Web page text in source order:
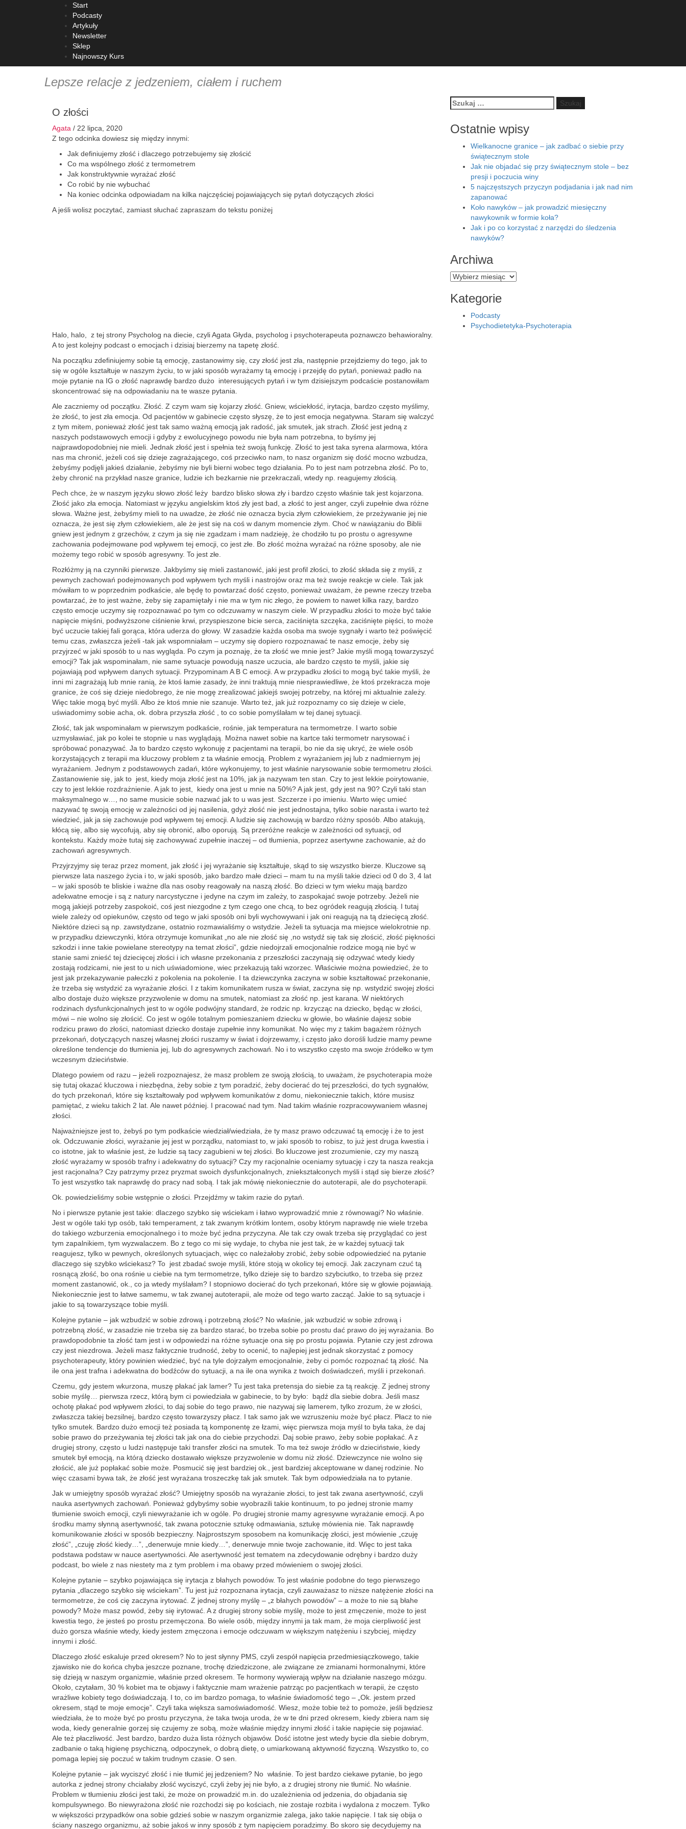
Start
Podcasty
Artykuły
Newsletter
Sklep
Najnowszy Kurs
Psycholog o diecie
Lepsze relacje z jedzeniem, ciałem i ruchem
O złości
Agata / 22 lipca, 2020
Z tego odcinka dowiesz się między innymi:
Jak definiujemy złość i dlaczego potrzebujemy się złościć
Co ma wspólnego złość z termometrem
Jak konstruktywnie wyrażać złość
Co robić by nie wybuchać
Na koniec odcinka odpowiadam na kilka najczęściej pojawiających się pytań dotyczących złości
A jeśli wolisz poczytać, zamiast słuchać zapraszam do tekstu poniżej
Halo, halo, z tej strony Psycholog na diecie, czyli Agata Głyda, psycholog i psychoterapeuta poznawczo behawioralny.
A to jest kolejny podcast o emocjach i dzisiaj bierzemy na tapetę złość.
Na początku zdefiniujemy sobie tą emocję, zastanowimy się, czy złość jest zła, następnie przejdziemy do tego, jak to
się w ogóle kształtuje w naszym życiu, to w jaki sposób wyrażamy tą emocję i przejdę do pytań, ponieważ padło na
moje pytanie na IG o złość naprawdę bardzo dużo interesujących pytań i w tym dzisiejszym podcaście postanowiłam
skoncentrować się na odpowiadaniu na te wasze pytania.
Ale zaczniemy od początku. Złość. Z czym wam się kojarzy złość. Gniew, wściekłość, irytacja, bardzo często myślimy,
że złość, to jest zła emocja. Od pacjentów w gabinecie często słyszę, że to jest emocja negatywna. Staram się walczyć
z tym mitem, ponieważ złość jest tak samo ważną emocją jak radość, jak smutek, jak strach. Złość jest jedną z
naszych podstawowych emocji i gdyby z ewolucyjnego powodu nie była nam potrzebna, to byśmy jej
najprawdopodobniej nie mieli. Jednak złość jest i spełnia też swoją funkcję. Złość to jest taka syrena alarmowa, która
nas ma chronić, jeżeli coś się dzieje zagrażającego, coś przeciwko nam, to nasz organizm się dość mocno wzbudza,
żebyśmy podjęli jakieś działanie, żebyśmy nie byli bierni wobec tego działania. Po to jest nam potrzebna złość. Po to,
żeby chronić na przykład nasze granice, ludzie ich bezkarnie nie przekraczali, wtedy np. reagujemy złością.
Pech chce, że w naszym języku słowo złość leży bardzo blisko słowa zły i bardzo często właśnie tak jest kojarzona.
Złość jako zła emocja. Natomiast w języku angielskim ktoś zły jest bad, a złość to jest anger, czyli zupełnie dwa różne
słowa. Ważne jest, żebyśmy mieli to na uwadze, że złość nie oznacza bycia złym człowiekiem, że przeżywanie jej nie
oznacza, że jest się złym człowiekiem, ale że jest się na coś w danym momencie złym. Choć w nawiązaniu do Biblii
gniew jest jednym z grzechów, z czym ja się nie zgadzam i mam nadzieję, że chodziło tu po prostu o agresywne
zachowania podejmowane pod wpływem tej emocji, co jest złe. Bo złość można wyrażać na różne sposoby, ale nie
możemy tego robić w sposób agresywny. To jest złe.
Rozłóżmy ją na czynniki pierwsze. Jakbyśmy się mieli zastanowić, jaki jest profil złości, to złość składa się z myśli, z
pewnych zachowań podejmowanych pod wpływem tych myśli i nastrojów oraz ma też swoje reakcje w ciele. Tak jak
mówiłam to w poprzednim podkaście, ale będę to powtarzać dość często, ponieważ uważam, że pewne rzeczy trzeba
powtarzać, że to jest ważne, żeby się zapamiętały i nie ma w tym nic złego, że powiem to nawet kilka razy, bardzo
często emocje uczymy się rozpoznawać po tym co odczuwamy w naszym ciele. W przypadku złości to może być takie
napięcie mięśni, podwyższone ciśnienie krwi, przyspieszone bicie serca, zaciśnięta szczęka, zaciśnięte pięści, to może
być uczucie takiej fali gorąca, która uderza do głowy. W zasadzie każda osoba ma swoje sygnały i warto też poświęcić
temu czas, zwłaszcza jeżeli -tak jak wspomniałam – uczymy się dopiero rozpoznawać te nasz emocje, żeby się
przyjrzeć w jaki sposób to u nas wygląda. Po czym ja poznaję, że ta złość we mnie jest? Jakie myśli mogą towarzyszyć
emocji? Tak jak wspominałam, nie same sytuacje powodują nasze uczucia, ale bardzo często te myśli, jakie się
pojawiają pod wpływem danych sytuacji. Przypominam A B C emocji. A w przypadku złości to mogą być takie myśli, że
inni mi zagrażają lub mnie ranią, że ktoś łamie zasady, że inni traktują mnie niesprawiedliwe, że ktoś przekracza moje
granice, że coś się dzieje niedobrego, że nie mogę zrealizować jakiejś swojej potrzeby, na której mi aktualnie zależy.
Więc takie mogą być myśli. Albo że ktoś mnie nie szanuje. Warto też, jak już rozpoznamy co się dzieje w ciele,
uświadomimy sobie acha, ok. dobra przyszła złość , to co sobie pomyślałam w tej danej sytuacji.
Złość, tak jak wspominałam w pierwszym podkaście, rośnie, jak temperatura na termometrze. I warto sobie
uzmysławiać, jak po kolei te stopnie u nas wyglądają. Można nawet sobie na kartce taki termometr narysować i
spróbować ponazywać. Ja to bardzo często wykonuję z pacjentami na terapii, bo nie da się ukryć, że wiele osób
korzystających z terapii ma kluczowy problem z ta właśnie emocją. Problem z wyrażaniem jej lub z nadmiernym jej
wyrażaniem. Jednym z podstawowych zadań, które wykonujemy, to jest właśnie narysowanie sobie termometru złości.
Zastanowienie się, jak to jest, kiedy moja złość jest na 10%, jak ja nazywam ten stan. Czy to jest lekkie poirytowanie,
czy to jest lekkie rozdrażnienie. A jak to jest, kiedy ona jest u mnie na 50%? A jak jest, gdy jest na 90? Czyli taki stan
maksymalnego w…, no same musicie sobie nazwać jak to u was jest. Szczerze i po imieniu. Warto więc umieć
nazywać tę swoją emocję w zależności od jej nasilenia, gdyż złość nie jest jednostajna, tylko sobie narasta i warto też
wiedzieć, jak ja się zachowuje pod wpływem tej emocji. A ludzie się zachowują w bardzo różny sposób. Albo atakują,
kłócą się, albo się wycofują, aby się obronić, albo oporują. Są przeróżne reakcje w zależności od sytuacji, od
kontekstu. Każdy może tutaj się zachowywać zupełnie inaczej – od tłumienia, poprzez asertywne zachowanie, aż do
zachowań agresywnych.
Przyjrzyjmy się teraz przez moment, jak złość i jej wyrażanie się kształtuje, skąd to się wszystko bierze. Kluczowe są
pierwsze lata naszego życia i to, w jaki sposób, jako bardzo małe dzieci – mam tu na myśli takie dzieci od 0 do 3, 4 lat
– w jaki sposób te bliskie i ważne dla nas osoby reagowały na naszą złość. Bo dzieci w tym wieku mają bardzo
adekwatne emocje i są z natury narcystyczne i jedyne na czym im zależy, to zaspokajać swoje potrzeby. Jeżeli nie
mogą jakiejś potrzeby zaspokoić, coś jest niezgodne z tym czego one chcą, to bez ogródek reagują złością. I tutaj
wiele zależy od opiekunów, często od tego w jaki sposób oni byli wychowywani i jak oni reagują na tą dziecięcą złość.
Niektóre dzieci są np. zawstydzane, ostatnio rozmawialiśmy o wstydzie. Jeżeli ta sytuacja ma miejsce wielokrotnie np.
w przypadku dziewczynki, która otrzymuje komunikat „no ale nie złość się ,no wstydź się tak się złościć, złość piękności
szkodzi i inne takie powielane stereotypy na temat złości”, gdzie niedojrzali emocjonalnie rodzice mogą nie być w
stanie sami znieść tej dziecięcej złości i ich własne przekonania z przeszłości zaczynają się odzywać wtedy kiedy
zostają rodzicami, nie jest to u nich uświadomione, wiec przekazują taki wzorzec. Właściwie można powiedzieć, że to
jest jak przekazywanie pałeczki z pokolenia na pokolenie. I ta dziewczynka zaczyna w sobie kształtować przekonanie,
że trzeba się wstydzić za wyrażanie złości. I z takim komunikatem rusza w świat, zaczyna się np. wstydzić swojej złości
albo dostaje dużo większe przyzwolenie w domu na smutek, natomiast za złość np. jest karana. W niektórych
rodzinach dysfunkcjonalnych jest to w ogóle podwójny standard, że rodzic np. krzycząc na dziecko, będąc w złości,
mówi – nie wolno się złościć. Co jest w ogóle totalnym pomieszaniem dziecku w głowie, bo właśnie dajesz sobie
rodzicu prawo do złości, natomiast dziecko dostaje zupełnie inny komunikat. No więc my z takim bagażem różnych
przekonań, dotyczących naszej własnej złości ruszamy w świat i dojrzewamy, i często jako dorośli ludzie mamy pewne
określone tendencje do tłumienia jej, lub do agresywnych zachowań. No i to wszystko często ma swoje źródełko w tym
wczesnym dzieciństwie.
Dlatego powiem od razu – jeżeli rozpoznajesz, że masz problem ze swoją złością, to uważam, że psychoterapia może
się tutaj okazać kluczowa i niezbędna, żeby sobie z tym poradzić, żeby docierać do tej przeszłości, do tych sygnałów,
do tych przekonań, które się kształtowały pod wpływem komunikatów z domu, niekoniecznie takich, które musisz
pamiętać, z wieku takich 2 lat. Ale nawet później. I pracować nad tym. Nad takim właśnie rozpracowywaniem własnej
złości.
Najważniejsze jest to, żebyś po tym podkaście wiedział/wiedziała, że ty masz prawo odczuwać tą emocję i że to jest
ok. Odczuwanie złości, wyrażanie jej jest w porządku, natomiast to, w jaki sposób to robisz, to już jest druga kwestia i
co istotne, jak to właśnie jest, że ludzie są tacy zagubieni w tej złości. Bo kluczowe jest zrozumienie, czy my naszą
złość wyrażamy w sposób trafny i adekwatny do sytuacji? Czy my racjonalnie oceniamy sytuację i czy ta nasza reakcja
jest racjonalna? Czy patrzymy przez pryzmat swoich dysfunkcjonalnych, zniekształconych myśli i stąd się bierze złość?
To jest wszystko tak naprawdę do pracy nad sobą. I tak jak mówię niekoniecznie do autoterapii, ale do psychoterapii.
Ok. powiedzieliśmy sobie wstępnie o złości. Przejdźmy w takim razie do pytań.
No i pierwsze pytanie jest takie: dlaczego szybko się wściekam i łatwo wyprowadzić mnie z równowagi? No właśnie.
Jest w ogóle taki typ osób, taki temperament, z tak zwanym krótkim lontem, osoby którym naprawdę nie wiele trzeba
do takiego wzburzenia emocjonalnego i to może być jedna przyczyna. Ale tak czy owak trzeba się przyglądać co jest
tym zapalnikiem, tym wyzwalaczem. Bo z tego co mi się wydaje, to chyba nie jest tak, że w każdej sytuacji tak
reagujesz, tylko w pewnych, określonych sytuacjach, więc co należałoby zrobić, żeby sobie odpowiedzieć na pytanie
dlaczego się szybko wściekasz? To jest zbadać swoje myśli, które stoją w okolicy tej emocji. Jak zaczynam czuć tą
rosnącą złość, bo ona rośnie u ciebie na tym termometrze, tylko dzieje się to bardzo szybciutko, to trzeba się przez
moment zastanowić, ok., co ja wtedy myślałam? I stopniowo docierać do tych przekonań, które się w głowie pojawiają.
Niekoniecznie jest to łatwe samemu, w tak zwanej autoterapii, ale może od tego warto zacząć. Jakie to są sytuacje i
jakie to są towarzyszące tobie myśli.
Kolejne pytanie – jak wzbudzić w sobie zdrową i potrzebną złość? No właśnie, jak wzbudzić w sobie zdrową i
potrzebną złość, w zasadzie nie trzeba się za bardzo starać, bo trzeba sobie po prostu dać prawo do jej wyrażania. Bo
prawdopodobnie ta złość tam jest i w odpowiedzi na różne sytuacje ona się po prostu pojawia. Pytanie czy jest zdrowa
czy jest niezdrowa. Jeżeli masz faktycznie trudność, żeby to ocenić, to najlepiej jest jednak skorzystać z pomocy
psychoterapeuty, który powinien wiedzieć, być na tyle dojrzałym emocjonalnie, żeby ci pomóc rozpoznać tą złość. Na
ile ona jest trafna i adekwatna do bodźców do sytuacji, a na ile ona wynika z twoich doświadczeń, myśli i przekonań.
Czemu, gdy jestem wkurzona, muszę płakać jak lamer? Tu jest taka pretensja do siebie za tą reakcję. Z jednej strony
sobie myślę… pierwsza rzecz, którą bym ci powiedziała w gabinecie, to by było: bądź dla siebie dobra. Jeśli masz
ochotę płakać pod wpływem złości, to daj sobie do tego prawo, nie nazywaj się lamerem, tylko zrozum, że w złości,
zwłaszcza takiej bezsilnej, bardzo często towarzyszy płacz. I tak samo jak we wzruszeniu może być płacz. Płacz to nie
tylko smutek. Bardzo dużo emocji też posiada tą komponentę ze łzami, więc pierwsza moja myśl to była taka, że daj
sobie prawo do przeżywania tej złości tak jak ona do ciebie przychodzi. Daj sobie prawo, żeby sobie popłakać. A z
drugiej strony, często u ludzi następuje taki transfer złości na smutek. To ma też swoje źródło w dzieciństwie, kiedy
smutek był emocją, na którą dziecko dostawało większe przyzwolenie w domu niż złość. Dziewczynce nie wolno się
złościć, ale już popłakać sobie może. Posmucić się jest bardziej ok., jest bardziej akceptowane w danej rodzinie. No
więc czasami bywa tak, że złość jest wyrażana troszeczkę tak jak smutek. Tak bym odpowiedziała na to pytanie.
Jak w umiejętny sposób wyrażać złość? Umiejętny sposób na wyrażanie złości, to jest tak zwana asertywność, czyli
nauka asertywnych zachowań. Ponieważ gdybyśmy sobie wyobrazili takie kontinuum, to po jednej stronie mamy
tłumienie swoich emocji, czyli niewyrażanie ich w ogóle. Po drugiej stronie mamy agresywne wyrażanie emocji. A po
środku mamy słynną asertywność, tak zwana potocznie sztukę odmawiania, sztukę mówienia nie. Tak naprawdę
komunikowanie złości w sposób bezpieczny. Najprostszym sposobem na komunikację złości, jest mówienie „czuję
złość”, „czuję złość kiedy…”, „denerwuje mnie kiedy…”, denerwuje mnie twoje zachowanie, itd. Więc to jest taka
podstawa podstaw w nauce asertywności. Ale asertywność jest tematem na zdecydowanie odrębny i bardzo duży
podcast, bo wiele z nas niestety ma z tym problem i ma obawy przed mówieniem o swojej złości.
Kolejne pytanie – szybko pojawiająca się irytacja z błahych powodów. To jest właśnie podobne do tego pierwszego
pytania „dlaczego szybko się wściekam”. Tu jest już rozpoznana irytacja, czyli zauważasz to niższe natężenie złości na
termometrze, że coś cię zaczyna irytować. Z jednej strony myślę – „z błahych powodów” – a może to nie są błahe
powody? Może masz powód, żeby się irytować. A z drugiej strony sobie myślę, może to jest zmęczenie, może to jest
kwestia tego, że jesteś po prostu przemęczona. Bo wiele osób, między innymi ja tak mam, że moja cierpliwość jest
dużo gorsza właśnie wtedy, kiedy jestem zmęczona i emocje odczuwam w większym natężeniu i szybciej, między
innymi i złość.
Dlaczego złość eskaluje przed okresem? No to jest słynny PMS, czyli zespół napięcia przedmiesiączkowego, takie
zjawisko nie do końca chyba jeszcze poznane, trochę dziedziczone, ale związane ze zmianami hormonalnymi, które
się dzieją w naszym organizmie, właśnie przed okresem. Te hormony wywierają wpływ na działanie naszego mózgu.
Około, czytałam, 30 % kobiet ma te objawy i faktycznie mam wrażenie patrząc po pacjentkach w terapii, że często
wrażliwe kobiety tego doświadczają. I to, co im bardzo pomaga, to właśnie świadomość tego – „Ok. jestem przed
okresem, stąd te moje emocje”. Czyli taka większa samoświadomość. Wiesz, może tobie też to pomoże, jeśli będziesz
wiedziała, że to może być po prostu przyczyna, że taka twoja uroda, że w te dni przed okresem, kiedy zbiera nam się
woda, kiedy generalnie gorzej się czujemy ze sobą, może właśnie między innymi złość i takie napięcie się pojawiać.
Ale też płaczliwość. Jest bardzo, bardzo duża lista różnych objawów. Dość istotne jest wtedy bycie dla siebie dobrym,
zadbanie o taką higienę psychiczną, odpoczynek, o dobrą dietę, o umiarkowaną aktywność fizyczną. Wszystko to, co
pomaga lepiej się poczuć w takim trudnym czasie. O sen.
Kolejne pytanie – jak wyciszyć złość i nie tłumić jej jedzeniem? No właśnie. To jest bardzo ciekawe pytanie, bo jego
autorka z jednej strony chciałaby złość wyciszyć, czyli żeby jej nie było, a z drugiej strony nie tłumić. No właśnie.
Problem w tłumieniu złości jest taki, że może on prowadzić m.in. do uzależnienia od jedzenia, do objadania się
kompulsywnego. Bo niewyrażona złość nie rozchodzi się po kościach, nie zostaje rozbita i wydalona z moczem. Tylko
w większości przypadków ona sobie gdzieś sobie w naszym organizmie zalega, jako takie napięcie. I tak się obija o
ściany naszego organizmu, aż sobie jakoś w inny sposób z tym napięciem poradzimy. Bo skoro się decydujemy na
Szukaj:
Ostatnie wpisy
Wielkanocne granice – jak zadbać o siebie przy
świątecznym stole
Jak nie objadać się przy świątecznym stole – bez
presji i poczucia winy
5 najczęstszych przyczyn podjadania i jak nad nim
zapanować
Koło nawyków – jak prowadzić miesięczny
nawykownik w formie koła?
Jak i po co korzystać z narzędzi do śledzenia
nawyków?
Archiwa
Archiwa
Kategorie
Podcasty
Psychodietetyka-Psychoterapia